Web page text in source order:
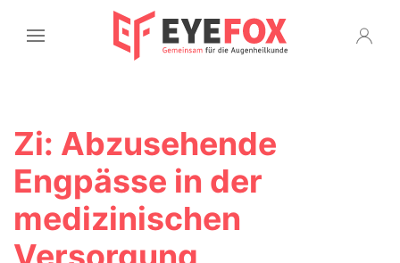
Zi: Abzusehende
Engpässe in der
medizinischen